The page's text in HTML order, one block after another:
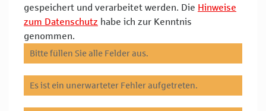
gespeichert und verarbeitet werden. Die Hinweise
zum Datenschutz habe ich zur Kenntnis
genommen.
Bitte füllen Sie alle Felder aus.
Es ist ein unerwarteter Fehler aufgetreten.